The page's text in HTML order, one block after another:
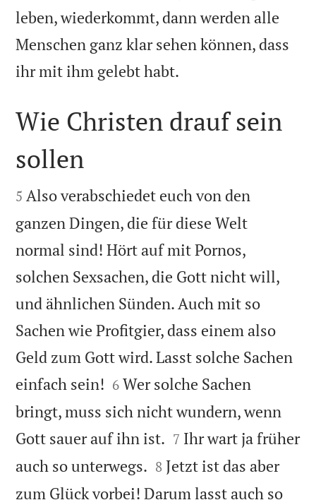
leben, wiederkommt, dann werden alle
Menschen ganz klar sehen können, dass
ihr mit ihm gelebt habt.

Wie Christen drauf sein
sollen

5 Also verabschiedet euch von den
ganzen Dingen, die für diese Welt
normal sind! Hört auf mit Pornos,
solchen Sexsachen, die Gott nicht will,
und ähnlichen Sünden. Auch mit so
Sachen wie Profitgier, dass einem also
Geld zum Gott wird. Lasst solche Sachen
einfach sein! 

6 Wer solche Sachen
bringt, muss sich nicht wundern, wenn
Gott sauer auf ihn ist. 

7 Ihr wart ja früher
auch so unterwegs. 

8 Jetzt ist das aber
zum Glück vorbei! Darum lasst auch so